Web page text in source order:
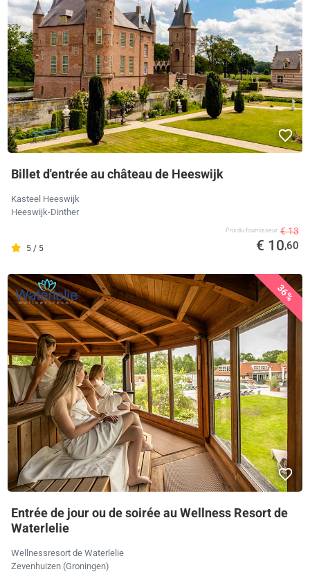
Billet d'entrée au château de Heeswijk
Kasteel Heeswijk
Heeswijk-Dinther
5 / 5
Prix ​​du fournisseur € 13
€ 10,60
36%
Entrée de jour ou de soirée au Wellness Resort de
Waterlelie
Wellnessresort de Waterlelie
Zevenhuizen (Groningen)